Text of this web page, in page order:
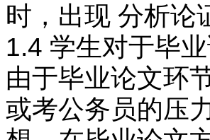
时，出现 分析论
1.4 学生对于毕
由于毕业论文环
或考公务员的压